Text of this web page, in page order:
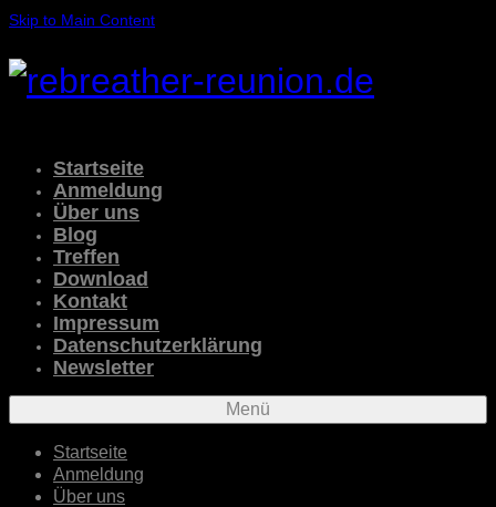
Skip to Main Content
Startseite
Anmeldung
Über uns
Blog
Treffen
Download
Kontakt
Impressum
Datenschutzerklärung
Newsletter
Menü
Startseite
Anmeldung
Über uns